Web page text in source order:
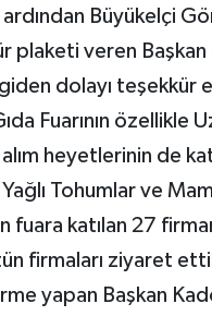
Büyükelçi
plaketi veren
dolayı
Fuarının
heyetlerinin de
Tohumlar ve
katılan 27
firmaları ziyaret
yapan Başkan